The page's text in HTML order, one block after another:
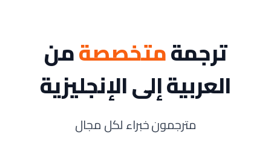
ترجمةمتخصصةمن
العربية إلى الإنجليزية
مترجمون خبراء لكل مجال